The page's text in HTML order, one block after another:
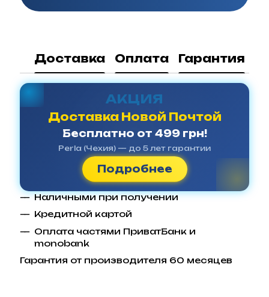
Доставка Оплата Гарантия
АКЦИЯ
Доставка Новой Почтой
Бесплатно от 499 грн!
Perla (Чехия) — до 5 лет гарантии
Подробнее
Наличными при получении
Кредитной картой
Оплата частями ПриватБанк и
monobank
Гарантия от производителя 60 месяцев